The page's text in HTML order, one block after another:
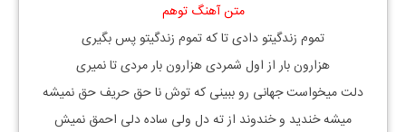
متن آهنگ توهم
تموم زندگیتو دادی تا که تموم زندگیتو پس بگیری
هزارون بار از اول شمردی هزارون بار مردی تا نمیری
دلت میخواست جهانی رو ببینی که توش نا حق حریف حق نمیشه
میشه خندید و خندوند از ته دل ولی ساده دلی احمق نمیش